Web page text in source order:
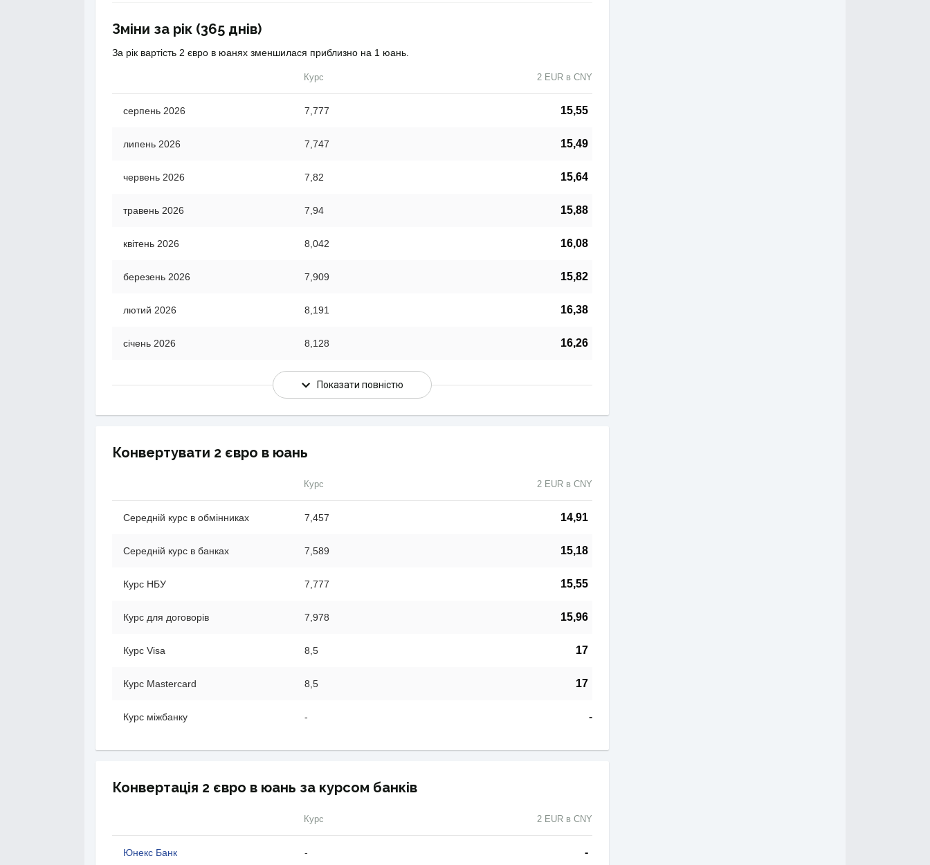
Зміни за рік (365 днів)
За рік вартість 2 євро в юанях зменшилася приблизно на 1 юань.
Курс 2 EUR в CNY
серпень 2026 7,777 15,55
липень 2026 7,747 15,49
червень 2026 7,82 15,64
травень 2026 7,94 15,88
квітень 2026 8,042 16,08
березень 2026 7,909 15,82
лютий 2026 8,191 16,38
січень 2026 8,128 16,26
Показати повністю
Конвертувати 2 євро в юань
Курс 2 EUR в CNY
Середній курс в обмінниках 7,457 14,91
Середній курс в банках 7,589 15,18
Курс НБУ 7,777 15,55
Курс для договорів 7,978 15,96
Курс Visa 8,5 17
Курс Mastercard 8,5 17
Курс міжбанку - -
Конвертація 2 євро в юань за курсом банків
Курс 2 EUR в CNY
Юнекс Банк - -